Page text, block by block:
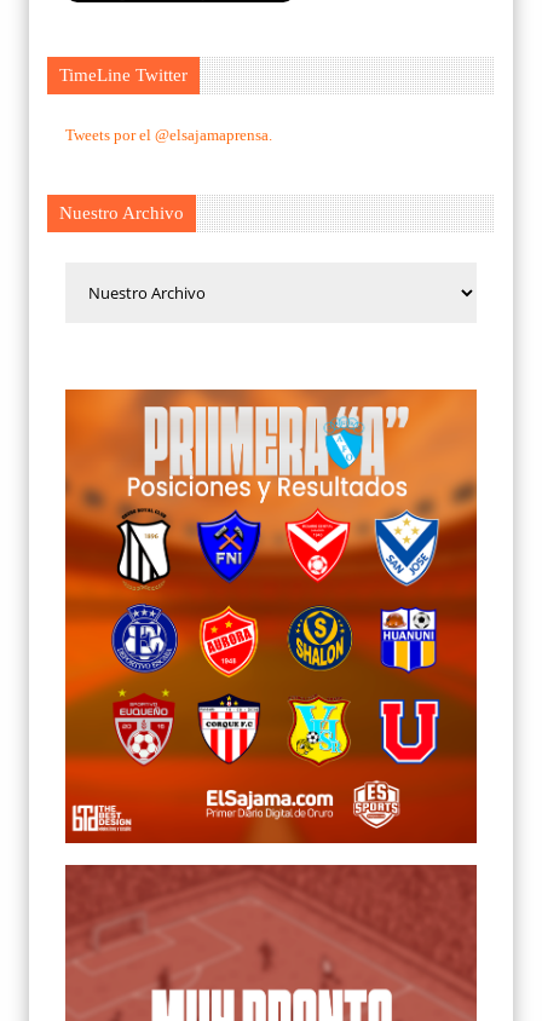
TimeLine Twitter
Tweets por el @elsajamaprensa.
Nuestro Archivo